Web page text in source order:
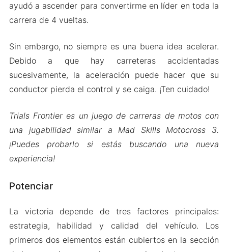
ayudó a ascender para convertirme en líder en toda la
carrera de 4 vueltas.
Sin embargo, no siempre es una buena idea acelerar.
Debido a que hay carreteras accidentadas
sucesivamente, la aceleración puede hacer que su
conductor pierda el control y se caiga. ¡Ten cuidado!
Trials Frontier es un juego de carreras de motos con
una jugabilidad similar a Mad Skills Motocross 3.
¡Puedes probarlo si estás buscando una nueva
experiencia!
Potenciar
La victoria depende de tres factores principales:
estrategia, habilidad y calidad del vehículo. Los
primeros dos elementos están cubiertos en la sección